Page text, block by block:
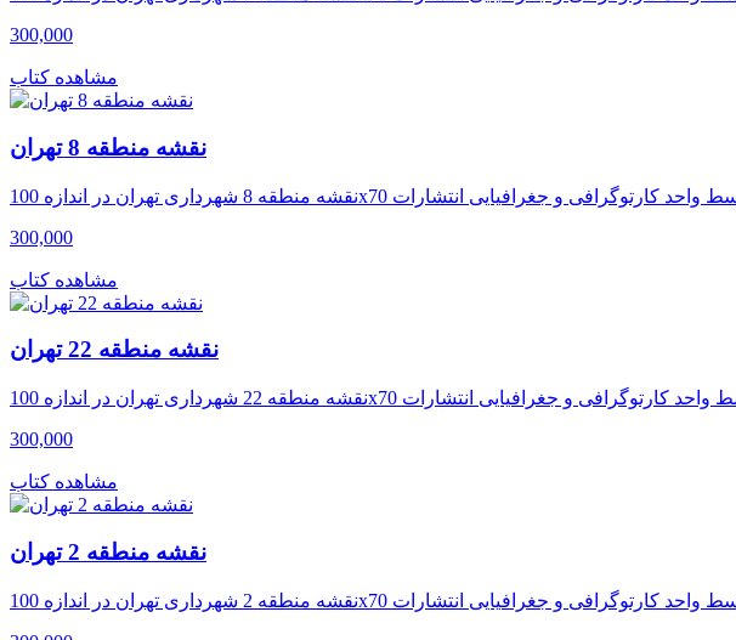
300,000
مشاهده کتاب
نقشه منطقه 8 تهران
300,000
مشاهده کتاب
نقشه منطقه 22 تهران
300,000
مشاهده کتاب
نقشه منطقه 2 تهران